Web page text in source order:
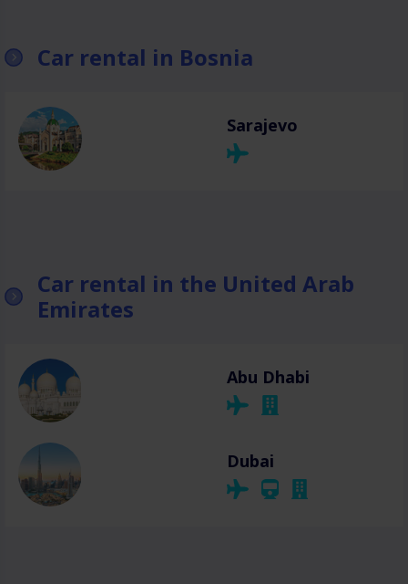
Car rental in Bosnia
Sarajevo
Car rental in the United Arab
Emirates
Abu Dhabi
Dubai